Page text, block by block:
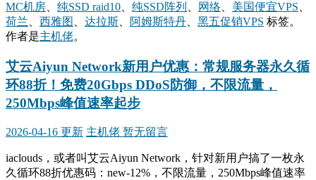
MC机房
纯SSD raid10 纯SSD阵列 网络 美国便宜VPS
荷兰
西雅图 达拉斯 阿姆斯特丹 黑五促销VPS 标签。
作者是主机佬。
艾云Aiyun Network新用户优惠：常规服务器永久循
环88折！免费20Gbps DDoS防御，不限流量，
250Mbps峰值速率起步
2026-04-16 更新 主机佬 暂无留言
iaclouds，或者叫艾云Aiyun Network，针对新用户搞了一枚永
久循环88折优惠码：new-12%，不限流量，250Mbps峰值速率